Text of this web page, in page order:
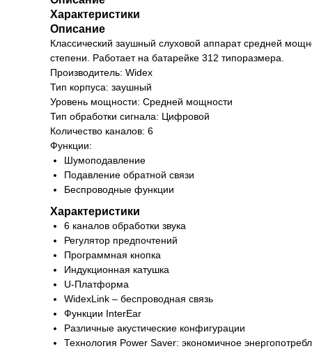
Характеристики
Описание
Классический заушный слуховой аппарат средней
степени. Работает на батарейке 312 типоразмера.
Производитель: Widex
Тип корпуса: заушный
Уровень мощности: Средней мощности
Тип обработки сигнала: Цифровой
Количество каналов: 6
Функции:
Шумоподавление
Подавление обратной связи
Беспроводные функции
Характеристики
6 каналов обработки звука
Регулятор предпочтений
Программная кнопка
Индукционная катушка
U-Платформа
WidexLink – беспроводная связь
Функции InterEar
Различные акустические конфигурации
Технология Power Saver: экономичное